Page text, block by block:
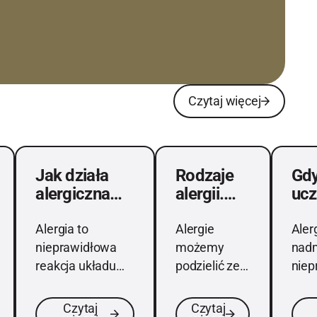
Czytaj więcej
Czytaj więcej
Objawy i metody leczenia
Jak działa
alergiczna
krzyżowa?
Alergia to
nieprawidłowa
reakcja układu
na dany czynnik
Czytaj
Jak działa alergiczna reakcja krzyżowa?
Rodzaje
alergii.
swojego
wroga
Alergie
możemy
podzielić ze
czynnik,
Czytaj
Rodzaje alergii. PoznajGdy